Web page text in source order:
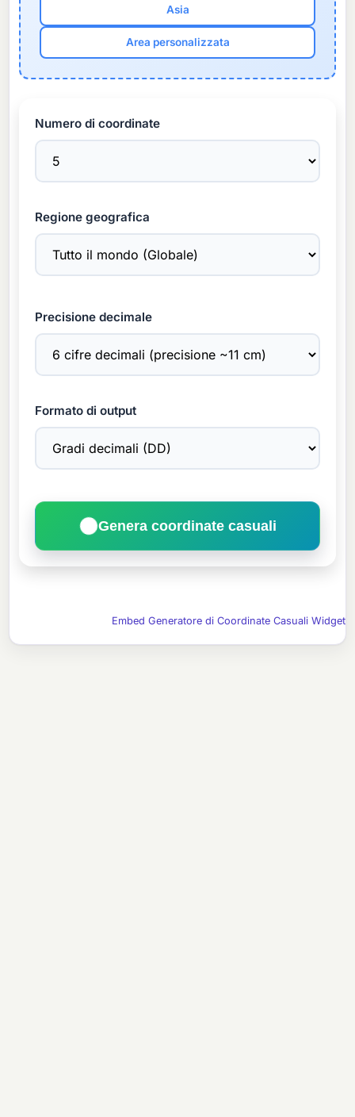
Asia
Area personalizzata
Numero di coordinate
Regione geografica
Precisione decimale
Formato di output
Genera coordinate casuali
Embed Generatore di Coordinate Casuali Widget